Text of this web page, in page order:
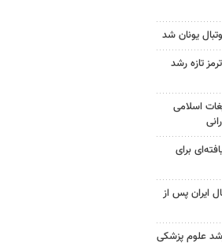
یونان شد
تازه رشد
اسلامی
برای
ایران پس از
علوم پزشکی